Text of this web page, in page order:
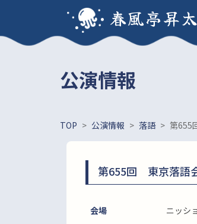
春風亭昇太
公演情報
TOP > 公演情報 > 落語 > 第655
第655回 東京落語
会場
ニッシ